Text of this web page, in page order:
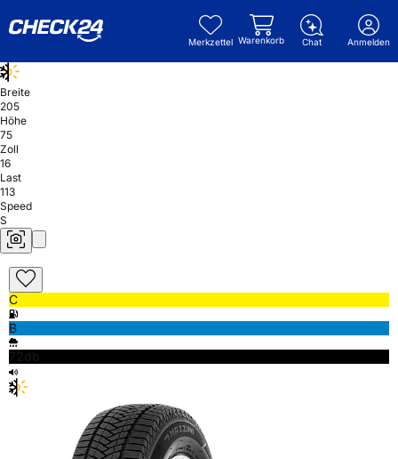
Merkzettel Warenkorb Chat Anmelden
Breite
205
Höhe
75
Zoll
16
Last
113
Speed
S
C
B
72db